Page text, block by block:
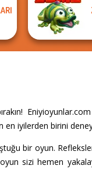
iyilerden birini
bir oyun.
sizi hemen